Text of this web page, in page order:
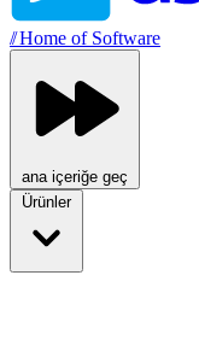
//Home of Software
ana içeriğe geç
Ürünler